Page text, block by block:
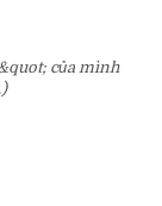
của mình